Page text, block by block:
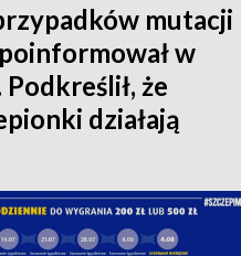
mutacji
w
że
działają